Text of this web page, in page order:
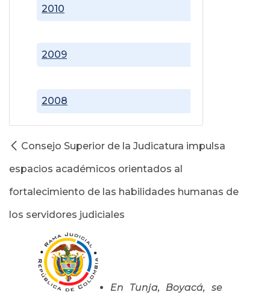
2008
2009
2010
Consejo Superior de la Judicatura impulsa
espacios académicos orientados al
fortalecimiento de las habilidades humanas de
los servidores judiciales
En Tunja, Boyacá, se